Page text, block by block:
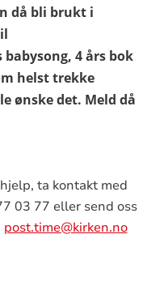
då bli brukt i
4 års bok
helst trekke
ønske det. Meld då
ta kontakt med
03 77 eller send oss
post.time@kirken.no